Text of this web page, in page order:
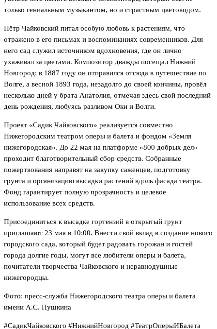
только гениальным музыкантом, но и страстным цветоводом.
Пётр Чайковский питал особую любовь к растениям, что
отражено в его письмах и воспоминаниях современников. Для
него сад служил источником вдохновения, где он лично
ухаживал за цветами. Композитор дважды посещал Нижний
Новгород: в 1887 году он отправился отсюда в путешествие по
Волге, а весной 1893 года, незадолго до своей кончины, провёл
несколько дней у брата Анатолия, отмечая здесь свой последний
день рождения, любуясь разливом Оки и Волги.
Проект «Садик Чайковского» реализуется совместно
Нижегородским театром оперы и балета и фондом «Земля
нижегородская». До 22 мая на платформе «800 добрых дел»
проходит благотворительный сбор средств. Собранные
пожертвования направят на закупку саженцев, подготовку
грунта и организацию высадки растений вдоль фасада театра.
Фонд гарантирует полную прозрачность и целевое
использование всех средств.
Присоединиться к высадке гортензий в открытый грунт
приглашают 23 мая в 10:00. Внести свой вклад в создание нового
городского сада, который будет радовать горожан и гостей
города долгие годы, могут все любители оперы и балета,
почитатели творчества Чайковского и неравнодушные
нижегородцы.
Фото: пресс-служба Нижегородского театра оперы и балета
имени А.С. Пушкина
#СадикЧайковского #НижнийНовгород #ТеатрОперыИБалета